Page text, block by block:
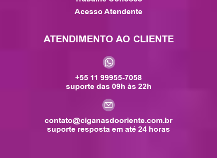
Acesso Atendente
ATENDIMENTO AO CLIENTE
+55 11 99955-7058
suporte das 09h às 22h
contato@ciganasdooriente.com.br
suporte resposta em até 24 horas